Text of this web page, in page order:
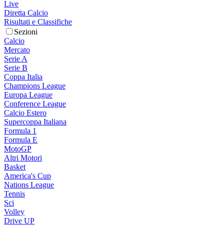
Live
Diretta Calcio
Risultati e Classifiche
Sezioni
Calcio
Mercato
Serie A
Serie B
Coppa Italia
Champions League
Europa League
Conference League
Calcio Estero
Supercoppa Italiana
Formula 1
Formula E
MotoGP
Altri Motori
Basket
America's Cup
Nations League
Tennis
Sci
Volley
Drive UP